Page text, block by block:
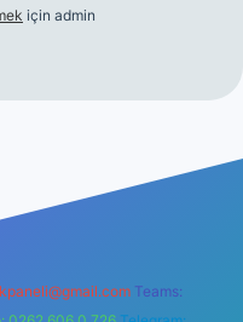
için admin
Teams: